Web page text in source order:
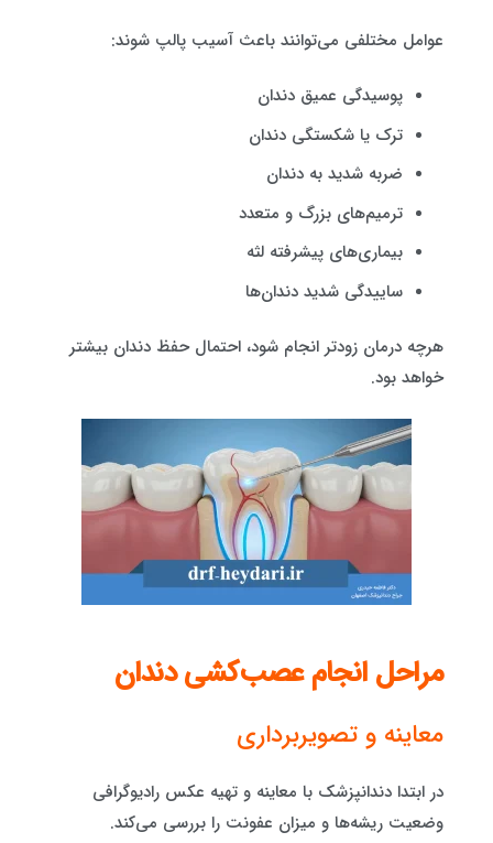
عوامل مختلفی می‌توانند باعث آسیب پالپ شوند:
پوسیدگی عمیق دندان
ترک یا شکستگی دندان
ضربه شدید به دندان
ترمیم‌های بزرگ و متعدد
بیماری‌های پیشرفته لثه
ساییدگی شدید دندان‌ها
هرچه درمان زودتر انجام شود، احتمال حفظ دندان بیشتر
خواهد بود.
مراحل انجام عصب‌کشی دندان
معاینه و تصویربرداری
در ابتدا دندانپزشک با معاینه و تهیه عکس رادیوگرافی
وضعیت ریشه‌ها و میزان عفونت را بررسی می‌کند.